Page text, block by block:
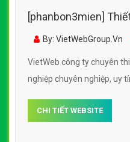
[phanbon3mien]
Nghiệp Giống Cây
By: VietWebGroup.Vn
VietWeb công ty chuyên
nghiệp chuyên nghiệp, uy
CHI TIẾT WEBSITE